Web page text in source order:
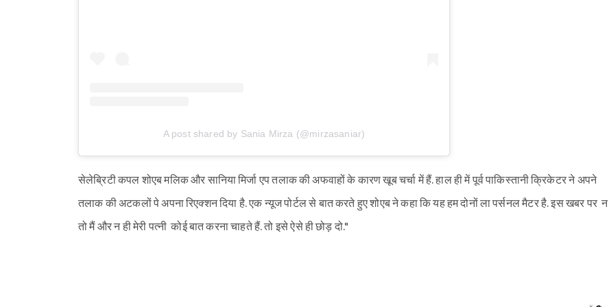
A post shared by Sania Mirza (@mirzasaniar)
सेलेब्रिटी कपल शोएब मलिक और सानिया मिर्जा एप तलाक की अफवाहों के कारण खूब चर्चा में हैं. हाल ही में पूर्व पाकिस्तानी क्रिकेटर ने अपने
तलाक की अटकलों पे अपना रिएक्शन दिया है. एक न्यूज पोर्टल से बात करते हुए शोएब ने कहा कि यह हम दोनों ला पर्सनल मैटर है. इस खबर पर न
तो मैं और न ही मेरी पत्नी कोई बात करना चाहते हैं. तो इसे ऐसे ही छोड़ दो."